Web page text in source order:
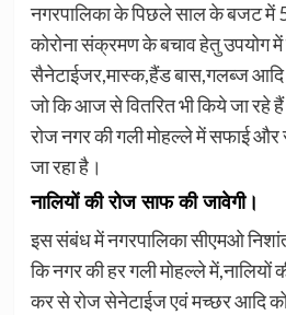
नगरपालिका के पिछले साल के बजट में
कोरोना संक्रमण के बचाव हेतु उपयोग में
सैनेटाईजर,मास्क,हैंड बास,गलब्ज
जो कि आज से वितरित भी किये जा
रोज नगर की गली मोहल्ले में सफाई और
जा रहा है।
नालियों की रोज साफ की जावेगी।
इस संबंध में नगरपालिका सीएमओ
कि नगर की हर गली मोहल्ले में,नालियों
कर से रोज सेनेटाईज एवं मच्छर आदि